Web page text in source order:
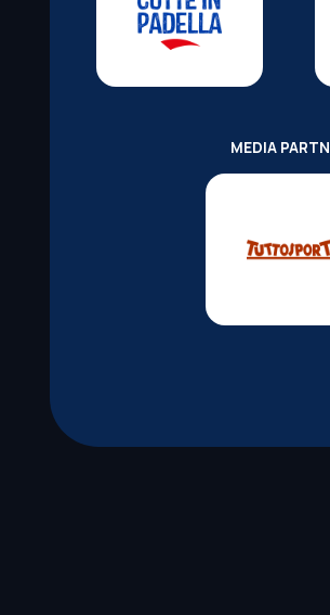
MEDIA